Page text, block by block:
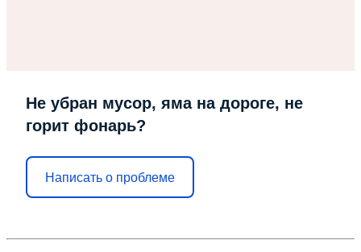
Не убран мусор, яма на дороге, не
горит фонарь?
Написать о проблеме